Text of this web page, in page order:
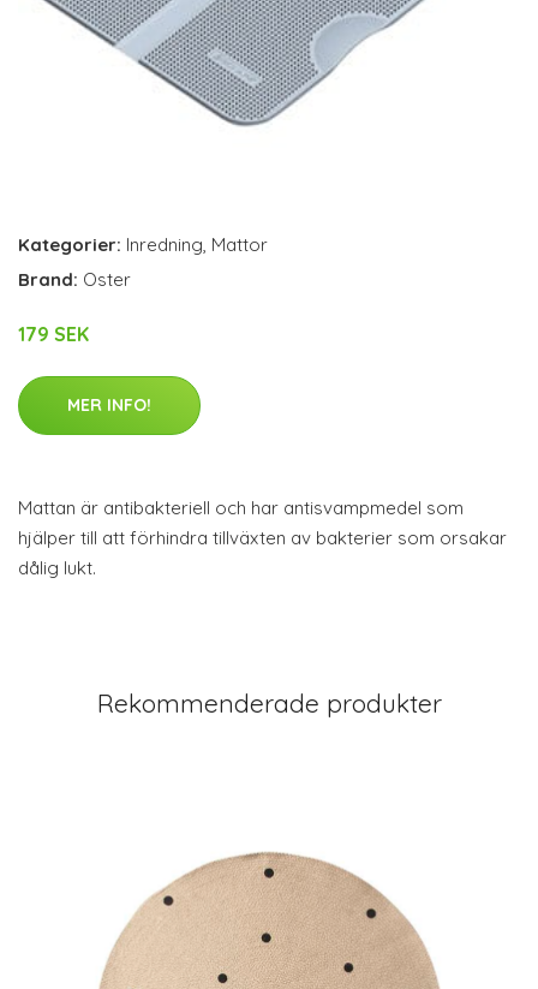
Kategorier: Inredning, Mattor
Brand: Oster
179 SEK
MER INFO!
Mattan är antibakteriell och har antisvampmedel som
hjälper till att förhindra tillväxten av bakterier som orsakar
dålig lukt.
Rekommenderade produkter